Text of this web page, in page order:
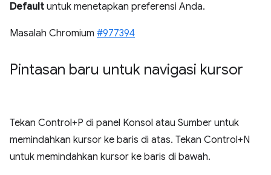
Default untuk menetapkan preferensi Anda.
Masalah Chromium #977394
Pintasan baru untuk navigasi kursor
Tekan Control+P di panel Konsol atau Sumber untuk
memindahkan kursor ke baris di atas. Tekan Control+N
untuk memindahkan kursor ke baris di bawah.